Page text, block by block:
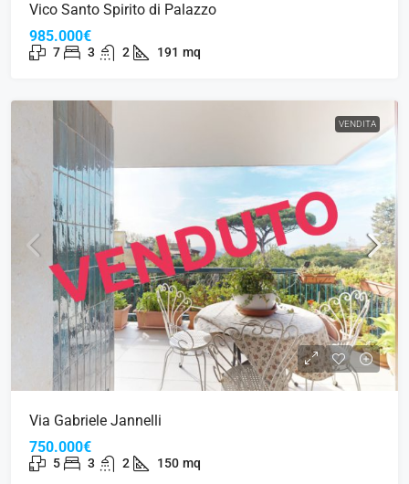
Vico Santo Spirito di Palazzo
985.000€
7 3 2 191 mq
VENDITA
Via Gabriele Jannelli
750.000€
5 3 2 150 mq